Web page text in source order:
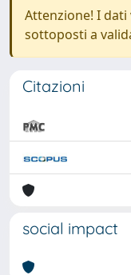
Attenzione! I
sottoposti a
Citazioni
social impact